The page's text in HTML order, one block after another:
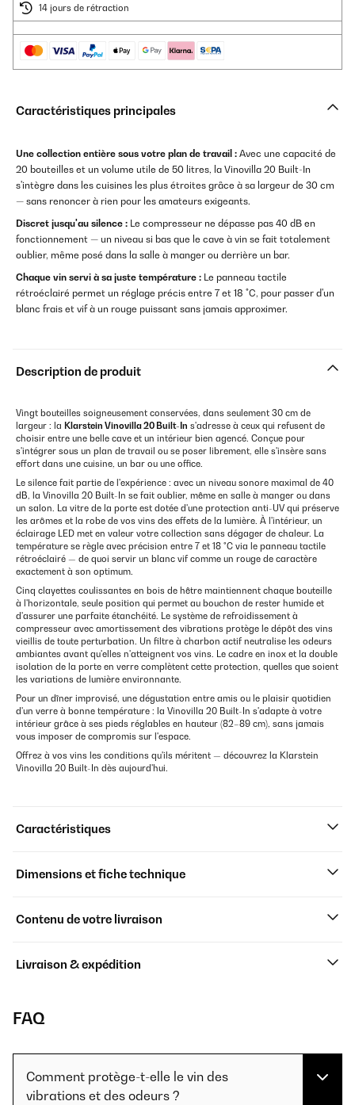
14 jours de rétraction
Caractéristiques principales
Une collection entière sous votre plan de travail : Avec une capacité de
20 bouteilles et un volume utile de 50 litres, la Vinovilla 20 Built-In
s'intègre dans les cuisines les plus étroites grâce à sa largeur de 30 cm
— sans renoncer à rien pour les amateurs exigeants.
Discret jusqu'au silence : Le compresseur ne dépasse pas 40 dB en
fonctionnement — un niveau si bas que le cave à vin se fait totalement
oublier, même posé dans la salle à manger ou derrière un bar.
Chaque vin servi à sa juste température : Le panneau tactile
rétroéclairé permet un réglage précis entre 7 et 18 °C, pour passer d'un
blanc frais et vif à un rouge puissant sans jamais approximer.
Description de produit
Vingt bouteilles soigneusement conservées, dans seulement 30 cm de
largeur : la Klarstein Vinovilla 20 Built-In s'adresse à ceux qui refusent de
choisir entre une belle cave et un intérieur bien agencé. Conçue pour
s'intégrer sous un plan de travail ou se poser librement, elle s'insère sans
effort dans une cuisine, un bar ou une office.
Le silence fait partie de l'expérience : avec un niveau sonore maximal de 40
dB, la Vinovilla 20 Built-In se fait oublier, même en salle à manger ou dans
un salon. La vitre de la porte est dotée d'une protection anti-UV qui préserve
les arômes et la robe de vos vins des effets de la lumière. À l'intérieur, un
éclairage LED met en valeur votre collection sans dégager de chaleur. La
température se règle avec précision entre 7 et 18 °C via le panneau tactile
rétroéclairé — de quoi servir un blanc vif comme un rouge de caractère
exactement à son optimum.
Cinq clayettes coulissantes en bois de hêtre maintiennent chaque bouteille
à l'horizontale, seule position qui permet au bouchon de rester humide et
d'assurer une parfaite étanchéité. Le système de refroidissement à
compresseur avec amortissement des vibrations protège le dépôt des vins
vieillis de toute perturbation. Un filtre à charbon actif neutralise les odeurs
ambiantes avant qu'elles n'atteignent vos vins. Le cadre en inox et la double
isolation de la porte en verre complètent cette protection, quelles que soient
les variations de lumière environnante.
Pour un dîner improvisé, une dégustation entre amis ou le plaisir quotidien
d'un verre à bonne température : la Vinovilla 20 Built-In s'adapte à votre
intérieur grâce à ses pieds réglables en hauteur (82–89 cm), sans jamais
vous imposer de compromis sur l'espace.
Offrez à vos vins les conditions qu'ils méritent — découvrez la Klarstein
Vinovilla 20 Built-In dès aujourd'hui.
Caractéristiques
Dimensions et fiche technique
Contenu de votre livraison
Livraison & expédition
FAQ
Comment protège-t-elle le vin des
vibrations et des odeurs ?